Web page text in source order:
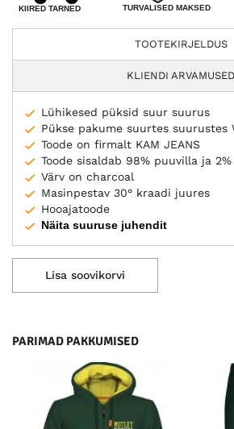
KIIRED TARNED TURVALISED MAKSED
TOOTEKIRJELDUS
KLIENDI ARVAMUSED
Lühikesed püksid suur suurus
Pükse pakume suurtes suurustes
Toode on firmalt KAM JEANS
Toode sisaldab 98% puuvilla ja
Värv on charcoal
Masinpestav 30° kraadi juures
Hooajatoode
Näita suuruse juhendit
Lisa soovikorvi
PARIMAD PAKKUMISED